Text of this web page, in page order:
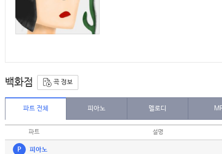
백화점 곡 정보
파트 전체 피아노 멜로디
파트 설명
P 피아노